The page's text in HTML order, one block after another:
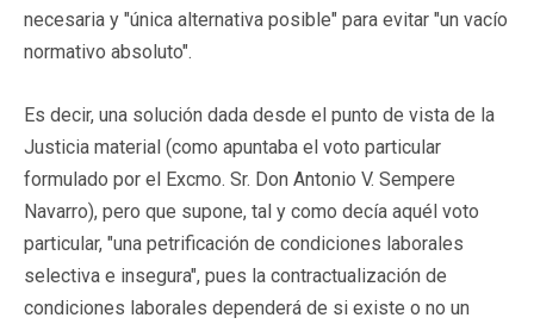
necesaria y "única alternativa posible" para evitar "un vacío
normativo absoluto".
Es decir, una solución dada desde el punto de vista de la
Justicia material (como apuntaba el voto particular
formulado por el Excmo. Sr. Don Antonio V. Sempere
Navarro), pero que supone, tal y como decía aquél voto
particular, "una petrificación de condiciones laborales
selectiva e insegura", pues la contractualización de
condiciones laborales dependerá de si existe o no un